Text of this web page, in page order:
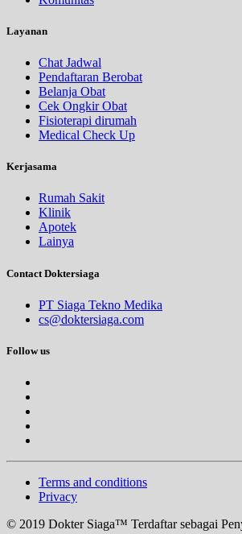
Layanan
Chat Jadwal
Pendaftaran Berobat
Belanja Obat
Cek Ongkir Obat
Fisioterapi dirumah
Medical Check Up
Kerjasama
Rumah Sakit
Klinik
Apotek
Lainya
Contact Doktersiaga
PT Siaga Tekno Medika
cs@doktersiaga.com
Follow us
Terms and conditions
Privacy
© 2019 Dokter Siaga™ Terdaftar sebagai